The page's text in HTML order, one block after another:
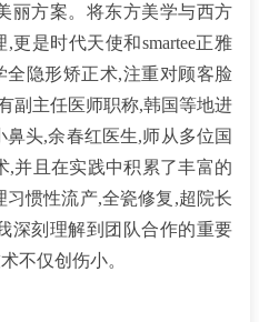
丽方案。将东方美学与西方
是时代天使和smartee正雅
隐形矫正术,注重对顾客脸
副主任医师职称,韩国等地进
头,余春红医生,师从多位国
,并且在实践中积累了丰富的
惯性流产,全瓷修复,超院长
深刻理解到团队合作的重要
不仅创伤小。